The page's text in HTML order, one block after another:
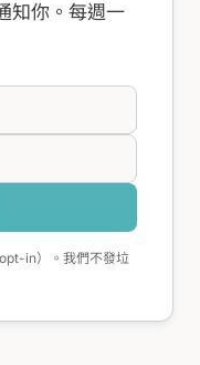
知你。每週一
in）。我們不發垃